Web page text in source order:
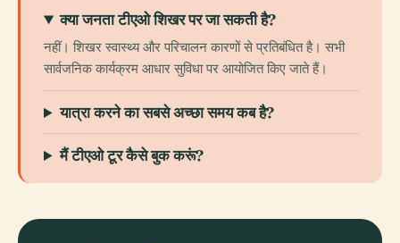
क्या जनता टीएओ शिखर पर जा सकती है?
नहीं। शिखर स्वास्थ्य और परिचालन कारणों से प्रतिबंधित है। सभी
सार्वजनिक कार्यक्रम आधार सुविधा पर आयोजित किए जाते हैं।
यात्रा करने का सबसे अच्छा समय कब है?
मैं टीएओ टूर कैसे बुक करूं?